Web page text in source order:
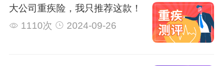
大公司重疾险，我只推荐这款！
1110次
2024-09-26